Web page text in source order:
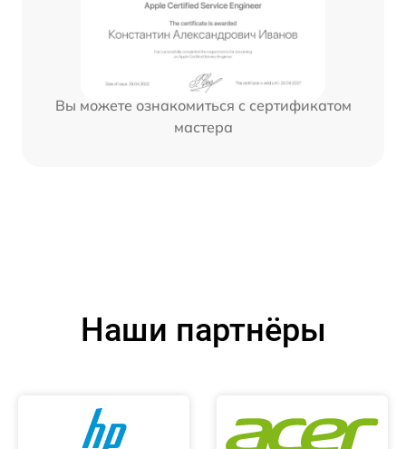
Вы можете ознакомиться с сертификатом
мастера
Наши партнёры